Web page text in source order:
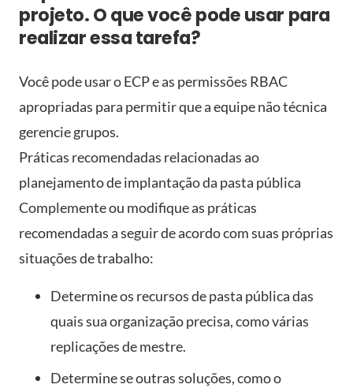
projeto. O que você pode usar para
realizar essa tarefa?
Você pode usar o ECP e as permissões RBAC
apropriadas para permitir que a equipe não técnica
gerencie grupos.
Práticas recomendadas relacionadas ao
planejamento de implantação da pasta pública
Complemente ou modifique as práticas
recomendadas a seguir de acordo com suas próprias
situações de trabalho:
Determine os recursos de pasta pública das
quais sua organização precisa, como várias
replicações de mestre.
Determine se outras soluções, como o